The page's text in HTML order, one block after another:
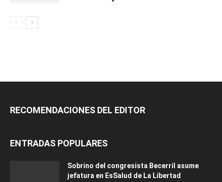
RECOMENDACIONES DEL EDITOR
ENTRADAS POPULARES
Sobrino del congresista Becerril asume
jefatura en EsSalud de La Libertad